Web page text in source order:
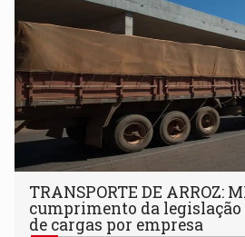
TRANSPORTE DE ARROZ:
cumprimento da
de cargas por empresa